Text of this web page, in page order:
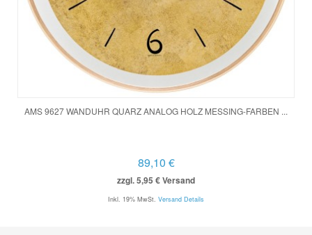
AMS 9627 WANDUHR QUARZ ANALOG HOLZ MESSING-FARBEN ...
89,10 €
zzgl. 5,95 € Versand
Inkl. 19% MwSt. Versand Details